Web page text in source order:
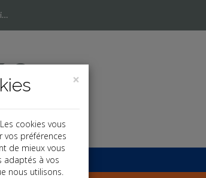
Infos complémentaires
×
cookies vous
vos préférences
de mieux vous
adaptés à vos
nous utilisons.